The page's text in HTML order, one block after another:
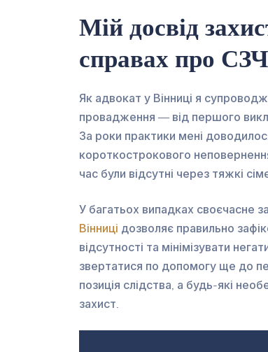
Мій досвід
справах про СЗЧ
Як адвокат у Вінниці я
провадження — від першого
За роки практики мені
короткострокового
час були відсутні через тяжкі
У багатьох випадках своєчасне
Вінниці дозволяє правильно
відсутності та мінімізувати
звертатися по допомогу ще до
позиція слідства, а будь-які
захист.